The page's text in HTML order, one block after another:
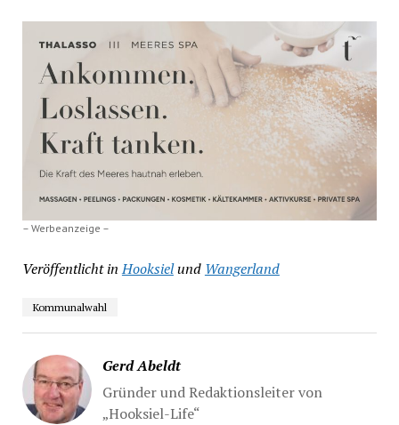
– Werbeanzeige –
Veröffentlicht in Hooksielund Wangerland
Kommunalwahl
Gerd Abeldt
Gründer und Redaktionsleiter von
„Hooksiel-Life“